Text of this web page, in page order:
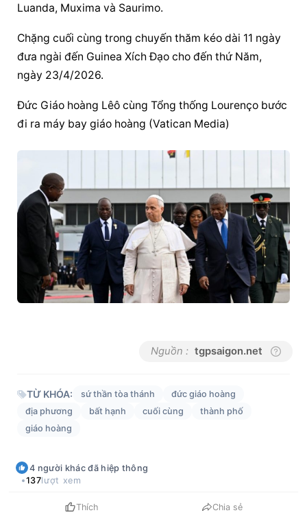
Luanda, Muxima và Saurimo.
Chặng cuối cùng trong chuyến thăm kéo dài 11 ngày
đưa ngài đến Guinea Xích Đạo cho đến thứ Năm,
ngày 23/4/2026.
Đức Giáo hoàng Lêô cùng Tổng thống Lourenço bước
đi ra máy bay giáo hoàng (Vatican Media)
Nguồn : tgpsaigon.net
TỪ KHÓA: sứ thần tòa thánh
đức giáo hoàng
địa phương
bất hạnh cuối cùng
thành phố
giáo hoàng
4 người khác đã hiệp thông
137lượt xem
Thích Chia sẻ